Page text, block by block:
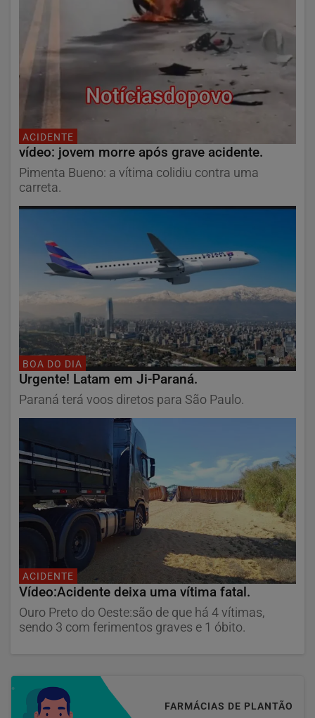
ACIDENTE
vídeo: jovem morre após grave acidente.
Pimenta Bueno: a vítima colidiu contra uma
carreta.
BOA DO DIA
Urgente! Latam em Ji-Paraná.
Paraná terá voos diretos para São Paulo.
ACIDENTE
Vídeo:Acidente deixa uma vítima fatal.
Ouro Preto do Oeste:são de que há 4 vítimas,
sendo 3 com ferimentos graves e 1 óbito.
FARMÁCIAS DE PLANTÃO